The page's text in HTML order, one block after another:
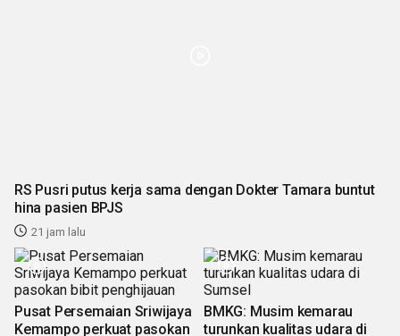
RS Pusri putus kerja sama dengan Dokter Tamara buntut
hina pasien BPJS
21 jam lalu